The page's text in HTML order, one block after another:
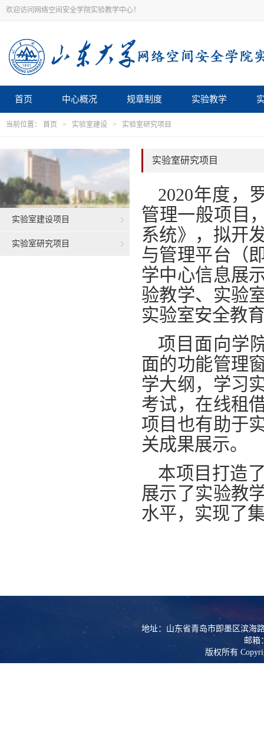
欢迎访问网络空间安全学院实验教学中心！
首页 中心概况 规章制度 实验教学
当前位置： 首页 > 实验室建设 > 实验室研究项目
实验室建设项目
实验室研究项目
实验室研究项目
2020年度，
管理一般项目
系统》，拟开
与管理平台（
学中心信息展
验教学、实验
实验室安全教
项目面向学
面的功能管理
学大纲，学习
考试，在线租
项目也有助于
关成果展示。
本项目打造
展示了实验教
水平，实现了
地址：山东省青岛市即墨区滨海
邮箱
版权所有